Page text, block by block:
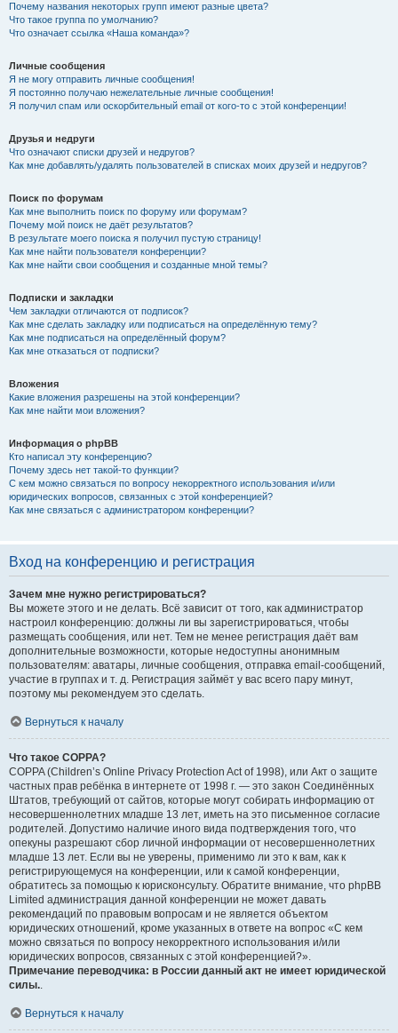
Почему названия некоторых групп имеют разные цвета?
Что такое группа по умолчанию?
Что означает ссылка «Наша команда»?
Личные сообщения
Я не могу отправить личные сообщения!
Я постоянно получаю нежелательные личные сообщения!
Я получил спам или оскорбительный email от кого-то с этой конференции!
Друзья и недруги
Что означают списки друзей и недругов?
Как мне добавлять/удалять пользователей в списках моих друзей и недругов?
Поиск по форумам
Как мне выполнить поиск по форуму или форумам?
Почему мой поиск не даёт результатов?
В результате моего поиска я получил пустую страницу!
Как мне найти пользователя конференции?
Как мне найти свои сообщения и созданные мной темы?
Подписки и закладки
Чем закладки отличаются от подписок?
Как мне сделать закладку или подписаться на определённую тему?
Как мне подписаться на определённый форум?
Как мне отказаться от подписки?
Вложения
Какие вложения разрешены на этой конференции?
Как мне найти мои вложения?
Информация о phpBB
Кто написал эту конференцию?
Почему здесь нет такой-то функции?
С кем можно связаться по вопросу некорректного использования и/или
юридических вопросов, связанных с этой конференцией?
Как мне связаться с администратором конференции?
Вход на конференцию и регистрация
Зачем мне нужно регистрироваться?
Вы можете этого и не делать. Всё зависит от того, как администратор
настроил конференцию: должны ли вы зарегистрироваться, чтобы
размещать сообщения, или нет. Тем не менее регистрация даёт вам
дополнительные возможности, которые недоступны анонимным
пользователям: аватары, личные сообщения, отправка email-сообщений,
участие в группах и т. д. Регистрация займёт у вас всего пару минут,
поэтому мы рекомендуем это сделать.
Вернуться к началу
Что такое COPPA?
COPPA (Children’s Online Privacy Protection Act of 1998), или Акт о защите
частных прав ребёнка в интернете от 1998 г. — это закон Соединённых
Штатов, требующий от сайтов, которые могут собирать информацию от
несовершеннолетних младше 13 лет, иметь на это письменное согласие
родителей. Допустимо наличие иного вида подтверждения того, что
опекуны разрешают сбор личной информации от несовершеннолетних
младше 13 лет. Если вы не уверены, применимо ли это к вам, как к
регистрирующемуся на конференции, или к самой конференции,
обратитесь за помощью к юрисконсульту. Обратите внимание, что phpBB
Limited администрация данной конференции не может давать
рекомендаций по правовым вопросам и не является объектом
юридических отношений, кроме указанных в ответе на вопрос «С кем
можно связаться по вопросу некорректного использования и/или
юридических вопросов, связанных с этой конференцией?».
Примечание переводчика: в России данный акт не имеет юридической
силы..
Вернуться к началу